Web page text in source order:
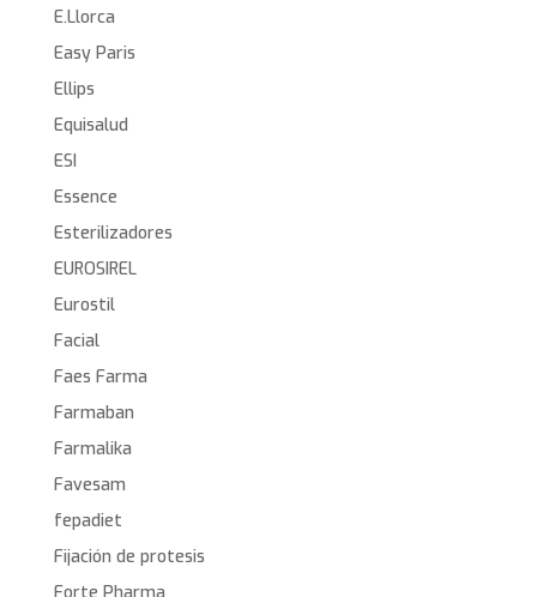
E.Llorca
Easy Paris
Ellips
Equisalud
ESI
Essence
Esterilizadores
EUROSIREL
Eurostil
Facial
Faes Farma
Farmaban
Farmalika
Favesam
fepadiet
Fijación de protesis
Forte Pharma